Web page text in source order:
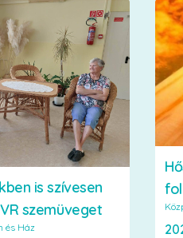
is szívesen
szemüveget
és Ház